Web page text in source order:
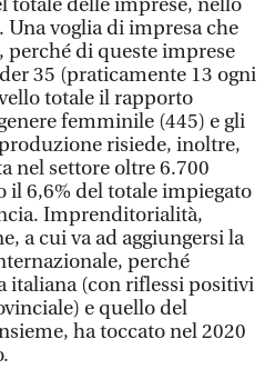
totale delle imprese, nello
Una voglia di impresa che
perché di queste imprese
35 (praticamente 13 ogni
totale il rapporto
femminile (445) e gli
risiede, inoltre,
nel settore oltre 6.700
il 6,6% del totale impiegato
Imprenditorialità,
a cui va ad aggiungersi la
perché
italiana (con riflessi positivi
e quello del
ha toccato nel 2020